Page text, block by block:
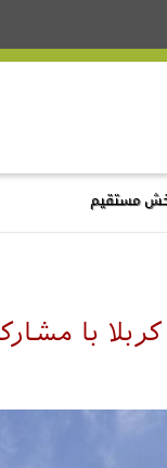
مستقیم
با